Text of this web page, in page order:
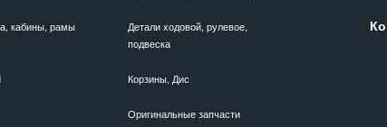
кабины, рамы
Детали ходовой, рулевое,
подвеска
Корзины, Дис
Оригинальные запчасти